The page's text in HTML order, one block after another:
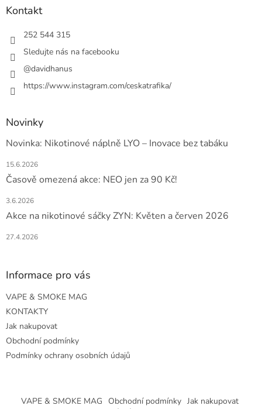
Kontakt
252 544 315
Sledujte nás na facebooku
@davidhanus
https://www.instagram.com/ceskatrafika/
Novinky
Novinka: Nikotinové náplně LYO – Inovace bez tabáku
15.6.2026
Časově omezená akce: NEO jen za 90 Kč!
3.6.2026
Akce na nikotinové sáčky ZYN: Květen a červen 2026
27.4.2026
Informace pro vás
VAPE & SMOKE MAG
KONTAKTY
Jak nakupovat
Obchodní podmínky
Podmínky ochrany osobních údajů
VAPE & SMOKE MAG Obchodní podmínky Jak nakupovat